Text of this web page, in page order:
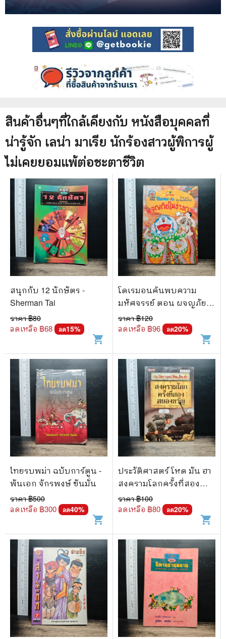
สินค้าอื่นๆที่ใกล้เคียงกับ หนังสือบุคคลที่
น่ารู้จัก เลน่า มาเรีย นักร้องสาวผู้พิการผู้
ไม่เคยยอมแพ้ต่อชะตาชีวิต
สนุกกับ 12 นักษัตร -
Sherman Tai
ราคา ฿80
ลดเหลือ ฿68 ลด15%
shopping_cart
โดเรมอนค้นพบความ
มหัศจรรย์ ตอน ผจญภัยใน
ร่างกาย
ราคา ฿120
ลดเหลือ ฿96 ลด20%
shopping_cart
ไทยรบพม่า ฉบับการ์ตูน -
พันเอก จักรพงษ์ ขันมั่น
ราคา ฿500
ลดเหลือ ฿300 ลด40%
shopping_cart
ประวัติศาสตร์ โหด มัน ฮา
สงครามโลกครั้งที่สอง
สยองขวัญ - Terry Deary
ราคา ฿100
ลดเหลือ ฿80 ลด20%
shopping_cart